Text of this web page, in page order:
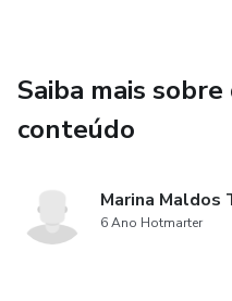
Saiba mais
conteúdo
Marina Maldos
6 Ano Hotmarter